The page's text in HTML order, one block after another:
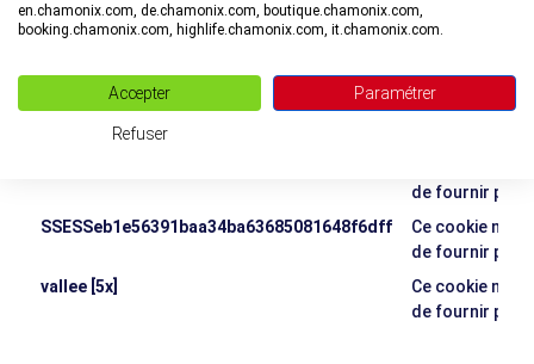
de fournir plus
de fournir plus
SSESS491a8b7bc3d9fb4b51c26586a123e484
Ce cookie n'a
de fournir plus
SSESSeb1e56391baa34ba63685081648f6dff
Ce cookie n'a
de fournir plus
vallee [5x]
Ce cookie n'a
de fournir plus
en.chamonix.com, de.chamonix.com, boutique.chamonix.com,
booking.chamonix.com, highlife.chamonix.com, it.chamonix.com.
Accepter Paramétrer
Refuser